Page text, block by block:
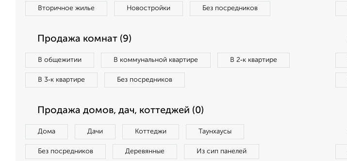
Вторичное жилье Новостройки Без посредников
Продажа комнат (9)
В общежитии В коммунальной квартире В 2‑к квартире
В 3‑к квартире Без посредников
Продажа домов, дач, коттеджей (0)
Дома Дачи Коттеджи Таунхаусы
Без посредников Деревянные Из сип панелей